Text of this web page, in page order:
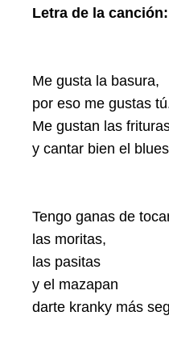
Letra de la canción:
Me gusta la basura,
por eso me gustas
Me gustan las
y cantar bien el
Tengo ganas de
las moritas,
las pasitas
y el mazapan
darte kranky más